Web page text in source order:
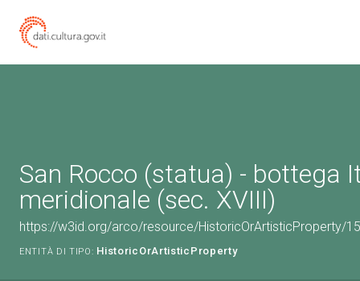
San Rocco (statua) - bottega
meridionale (sec. XVIII)
https://w3id.org/arco/resource/HistoricOrArtisticProperty/
ENTITÀ DI TIPO: HistoricOrArtisticProperty